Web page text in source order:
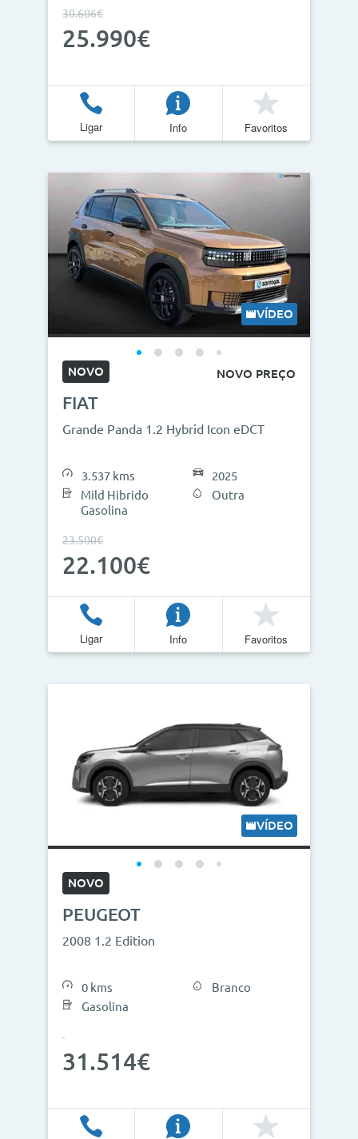
30.606€
25.990€
Ligar Info Favoritos
VÍDEO
NOVO NOVO PREÇO
FIAT
Grande Panda 1.2 Hybrid Icon eDCT
3.537 kms
Mild Hibrido
Gasolina
2025
Outra
23.500€
22.100€
Ligar Info Favoritos
VÍDEO
NOVO
PEUGEOT
2008 1.2 Edition
0 kms
Gasolina
Branco
31.514€